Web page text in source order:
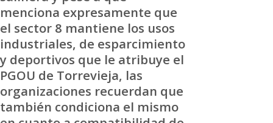
menciona expresamente que
el sector 8 mantiene los usos
industriales, de esparcimiento
y deportivos que le atribuye el
PGOU de Torrevieja, las
organizaciones recuerdan que
también condiciona el mismo